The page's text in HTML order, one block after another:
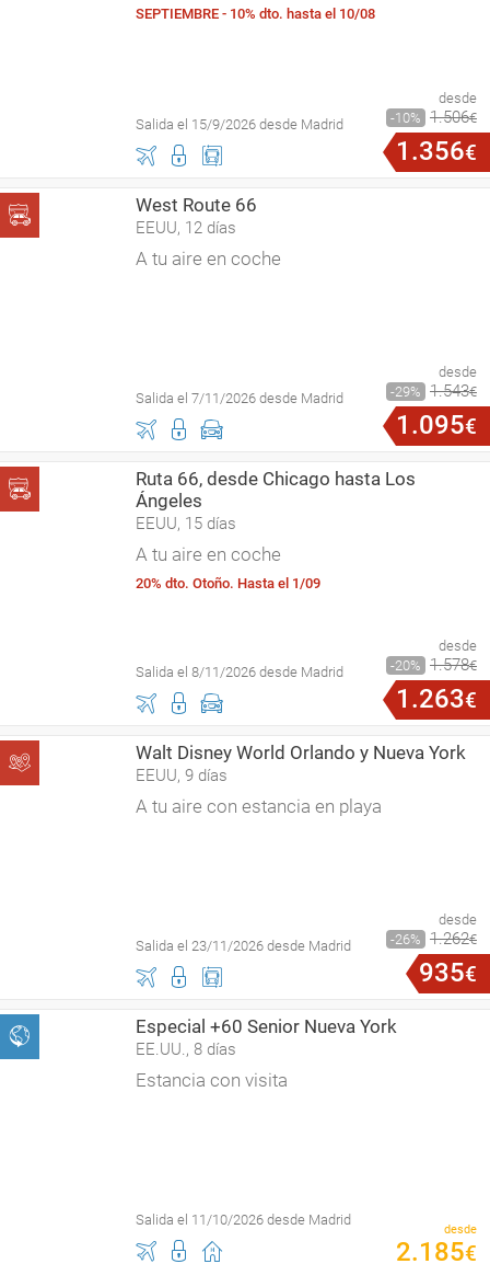
SEPTIEMBRE - 10% dto. hasta el 10/08
Salida el 15/9/2026 desde Madrid
desde
10
1.506€
1 .356€
West Route 66
EEUU, 12 días
A tu aire en coche
Salida el 7/11/2026 desde Madrid
desde
29
1.543€
1 .095€
Ruta 66, desde Chicago hasta Los
Ángeles
EEUU, 15 días
A tu aire en coche
20% dto. Otoño. Hasta el 1/09
Salida el 8/11/2026 desde Madrid
desde
20
1.578€
1 .263€
Walt Disney World Orlando y Nueva York
EEUU, 9 días
A tu aire con estancia en playa
Salida el 23/11/2026 desde Madrid
desde
26
1.262€
935€
Especial +60 Senior Nueva York
EE.UU., 8 días
Estancia con visita
Salida el 11/10/2026 desde Madrid
desde
2.185€